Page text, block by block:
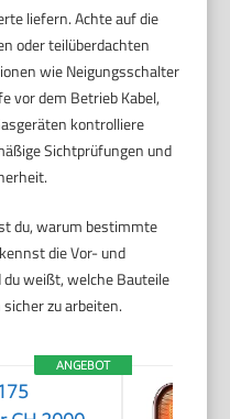
liefern. Achte auf die
oder teilüberdachten
wie Neigungsschalter
vor dem Betrieb Kabel,
kontrolliere
Sichtprüfungen und
du, warum bestimmte
die Vor- und
du weißt, welche Bauteile
zu arbeiten.
ANGEBOT